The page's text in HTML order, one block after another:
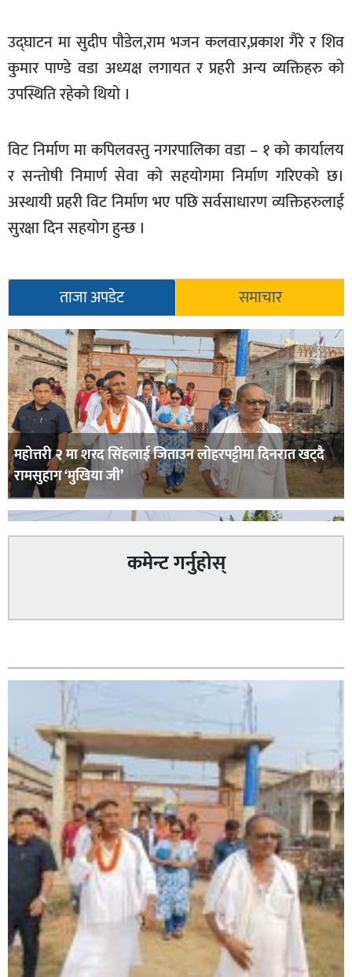
भिडियो
अन्य
समाज
शिक्षा
विचार
स्वास्थ्य
उद्घाटन मा सुदीप पाैडेल,राम भजन कलवार,प्रकाश गैरे र शिव
कुमार पाण्डे वडा अध्यक्ष लगायत र प्रहरी अन्य व्यक्तिहरु काे
उपस्थिति रहेको थियो ।
विट निर्माण मा कपिलवस्तु नगरपालिका वडा – १ काे कार्यालय
र सन्ताेषी निमार्ण सेवा काे सहयोगमा निर्माण गरिएको छ।
अस्थायी प्रहरी विट निर्माण भए पछि सर्वसाधारण व्यक्तिहरुलाई
सुरक्षा दिन सहयोग हुन्छ ।
ताजा अपडेट समाचार
महोत्तरी २ मा शरद सिंहलाई जिताउन लोहरपट्टीमा दिनरात खट्दै
रामसुहाग ‘मुखिया जी’
सिराहा-२ मा संजय यादव भिड्ने !
कमेन्ट गर्नुहोस्